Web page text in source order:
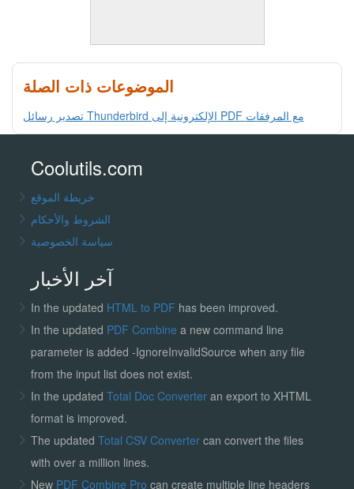
الموضوعات ذات الصلة
تصدير رسائل Thunderbird الإلكترونية إلى PDF مع المرفقات
Coolutils.com
خريطة الموقع
الشروط والأحكام
سياسة الخصوصية
آخر الأخبار
In the updated HTML to PDF has been improved.
In the updated PDF Combine a new command line
parameter is added -IgnoreInvalidSource when any file
from the input list does not exist.
In the updated Total Doc Converter an export to XHTML
format is improved.
The updated Total CSV Convertercan convert the files
with over a million lines.
New PDF Combine Pro can create multiple line headers